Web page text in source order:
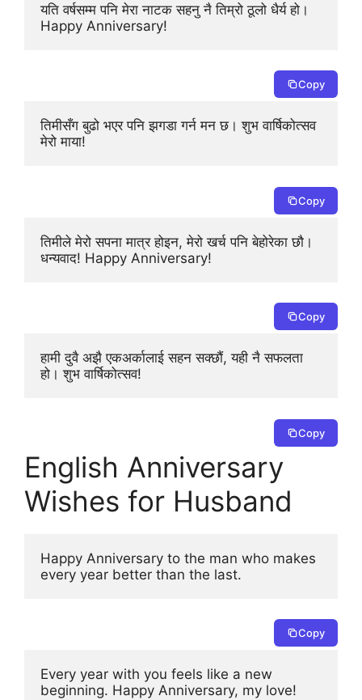
यति वर्षसम्म पनि मेरा नाटक सहनु नै तिम्रो ठूलो धैर्य हो।
Happy Anniversary!
Copy
तिमीसँग बुढो भएर पनि झगडा गर्न मन छ। शुभ वार्षिकोत्सव
मेरो माया!
Copy
तिमीले मेरो सपना मात्र होइन, मेरो खर्च पनि बेहोरेका छौ।
धन्यवाद! Happy Anniversary!
Copy
हामी दुवै अझै एकअर्कालाई सहन सक्छौं, यही नै सफलता
हो। शुभ वार्षिकोत्सव!
Copy
English Anniversary
Wishes for Husband
Happy Anniversary to the man who makes
every year better than the last.
Copy
Every year with you feels like a new
beginning. Happy Anniversary, my love!